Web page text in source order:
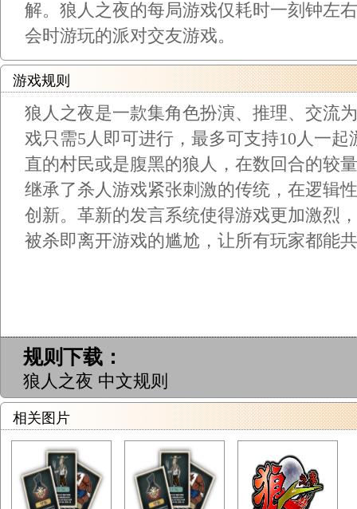
解。狼人之夜的每局游戏仅耗时一刻钟左
会时游玩的派对交友游戏。
游戏规则
狼人之夜是一款集角色扮演、推理、交流
戏只需5人即可进行，最多可支持10人一
直的村民或是腹黑的狼人，在数回合的较
继承了杀人游戏紧张刺激的传统，在逻辑
创新。革新的发言系统使得游戏更加激烈
被杀即离开游戏的尴尬，让所有玩家都能
规则下载：
狼人之夜 中文规则
相关图片